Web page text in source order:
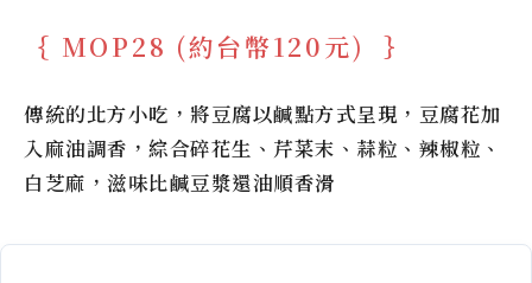
MOP28 (約台幣120元)
傳統的北方小吃，將豆腐以鹹點方式呈現，豆腐花加
入麻油調香，綜合碎花生、芹菜末、蒜粒、辣椒粒、
白芝麻，滋味比鹹豆漿還油順香滑